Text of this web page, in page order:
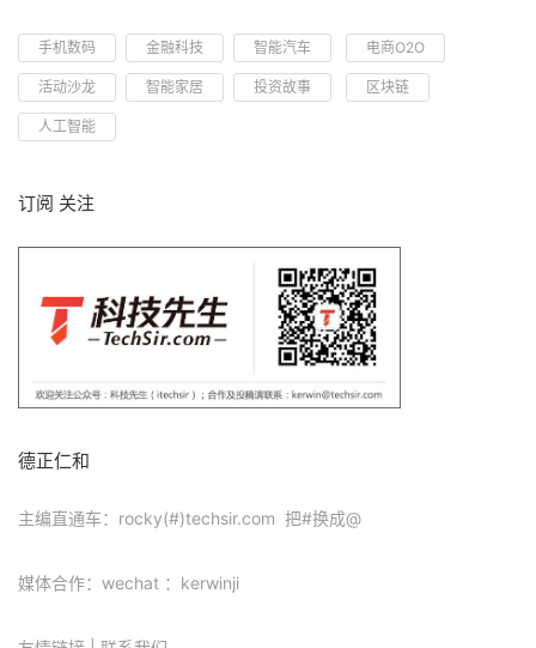
手机数码 金融科技 智能汽车 电商O2O
活动沙龙 智能家居 投资故事 区块链
人工智能
订阅 关注
德正仁和
主编直通车：rocky(#)techsir.com 把#换成@
媒体合作：wechat ：kerwinji